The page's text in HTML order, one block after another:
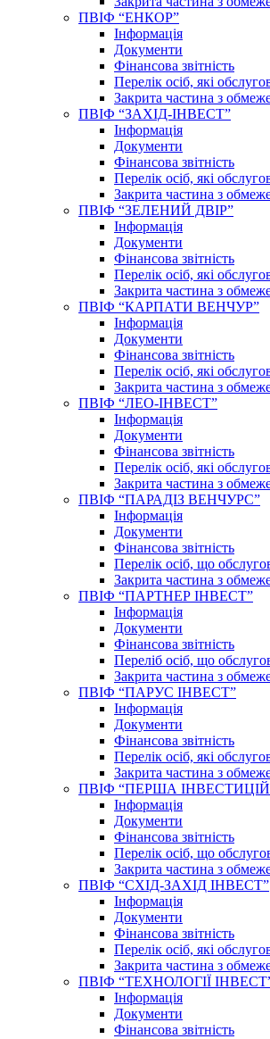
ПВІФ “ЕНКОР”
Інформація
Документи
Фінансова звітність
Перелік осіб, які
Закрита частина з
ПВІФ “ЗАХІД-ІНВЕСТ”
Інформація
Документи
Фінансова звітність
Перелік осіб, які
Закрита частина з
ПВІФ “ЗЕЛЕНИЙ ДВІР”
Інформація
Документи
Фінансова звітність
Перелік осіб, які
Закрита частина з
ПВІФ “КАРПАТИ ВЕНЧУР”
Інформація
Документи
Фінансова звітність
Перелік осіб, які
Закрита частина з
ПВІФ “ЛЕО-ІНВЕСТ”
Інформація
Документи
Фінансова звітність
Перелік осіб, які
Закрита частина з
ПВІФ “ПАРАДІЗ ВЕНЧУРС”
Інформація
Документи
Фінансова звітність
Перелік осіб, що
Закрита частина з
ПВІФ “ПАРТНЕР ІНВЕСТ”
Інформація
Документи
Фінансова звітність
Переліб осіб, що
Закрита частина з
ПВІФ “ПАРУС ІНВЕСТ”
Інформація
Документи
Фінансова звітність
Перелік осіб, які
Закрита частина з
ПВІФ “ПЕРША
Інформація
Документи
Фінансова звітність
Перелік осіб, що
Закрита частина з
ПВІФ “СХІД-ЗАХІД ІНВЕСТ”
Інформація
Документи
Фінансова звітність
Перелік осіб, які
Закрита частина з
ПВІФ “ТЕХНОЛОГІЇ
Інформація
Документи
Фінансова звітність